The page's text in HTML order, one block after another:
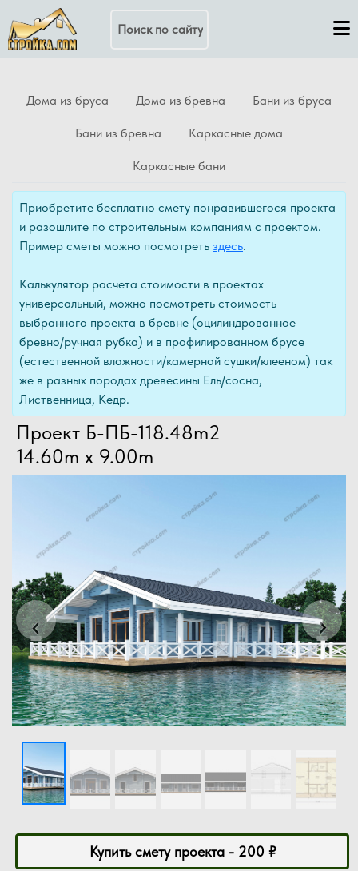
Дома из бруса Дома из бревна Бани из бруса
Бани из бревна Каркасные дома
Каркасные бани
Приобретите бесплатно смету понравившегося проекта
и разошлите по строительным компаниям с проектом.
Пример сметы можно посмотреть здесь.
Калькулятор расчета стоимости в проектах
универсальный, можно посмотреть стоимость
выбранного проекта в бревне (оцилиндрованное
бревно/ручная рубка) и в профилированном брусе
(естественной влажности/камерной сушки/клееном) так
же в разных породах древесины Ель/сосна,
Лиственница, Кедр.
Проект Б-ПБ-118.48m2
14.60m x 9.00m
‹Previous ›Next
Купить смету проекта - 200 ₽